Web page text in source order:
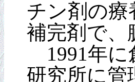
チン剤の
補完剤で、
1991年に
研究所に管